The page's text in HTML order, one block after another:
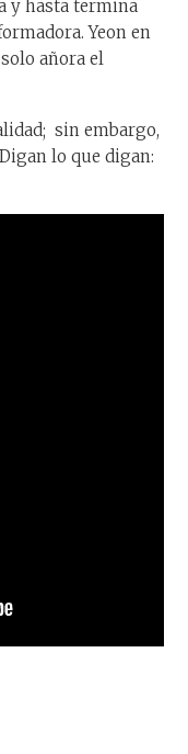
y hasta termina
Yeon en
añora el
sin embargo,
lo que digan: